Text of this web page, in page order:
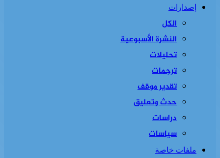
إصدارات
الكل
النشرة الأسبوعية
تحليلات
ترجمات
تقدير موقف
حدث وتعليق
دراسات
سياسات
ملفات خاصة